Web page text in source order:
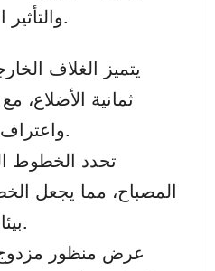
والتأثير البصري عالي الوضوح.
يتميز الغلاف
ثمانية
واعتراف هندسي خارجي عالٍ.
تحدد الخطوط
المصباح، مما يجعل
بيئات الإضاءة المنخفضة.
عرض منظور